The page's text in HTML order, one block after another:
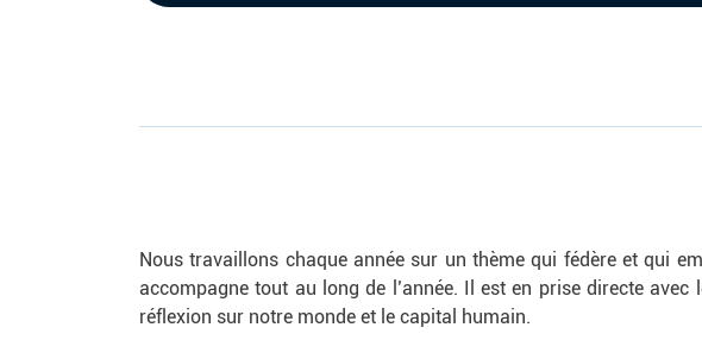
Nous travaillons chaque année sur un thème qui fédère et qui
accompagne tout au long de l’année. Il est en prise directe
réflexion sur notre monde et le capital humain.